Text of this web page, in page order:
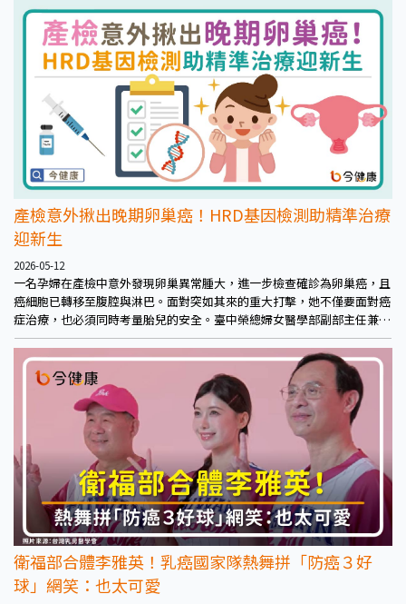
產檢意外揪出晚期卵巢癌！HRD基因檢測助精準治療
迎新生
2026-05-12
一名孕婦在產檢中意外發現卵巢異常腫大，進一步檢查確診為卵巢癌，且
癌細胞已轉移至腹腔與淋巴。面對突如其來的重大打擊，她不僅要面對癌
症治療，也必須同時考量胎兒的安全。臺中榮總婦女醫學部副部主任兼任
婦科主任醫師呂建興表示，經多專科團隊評估，病患於懷孕中期先進行手
術切除部分腫瘤確認診斷，再以化療控制病情；待胎兒發育相對成熟後安
排剖腹生產，及完整卵巢癌分期手術。
衛福部合體李雅英！乳癌國家隊熱舞拼「防癌３好
球」網笑：也太可愛